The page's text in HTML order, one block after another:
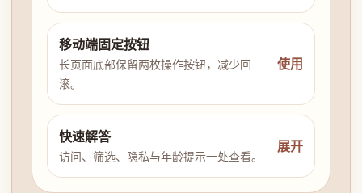
移动端固定按钮
长页面底部保留两枚操作按钮，减少回
滚。
使用
快速解答
访问、筛选、隐私与年龄提示一处查看。
展开